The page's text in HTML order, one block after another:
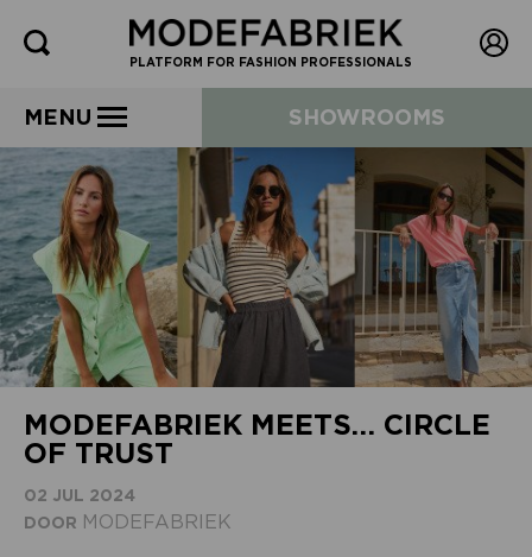
PLATFORM FOR FASHION PROFESSIONALS
MENU SHOWROOMS
MODEFABRIEK MEETS… CIRCLE
OF TRUST
02 JUL 2024
DOOR MODEFABRIEK